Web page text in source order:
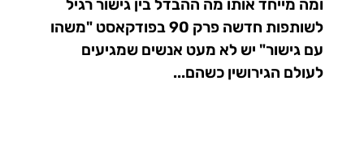
ומה מייחד אותו מה ההבדל בין גישור רגיל
לשותפות חדשה פרק 90 בפודקאסט "משהו
עם גישור" יש לא מעט אנשים שמגיעים
לעולם הגירושין כשהם...